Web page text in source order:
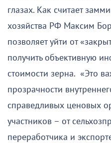
глазах. Как считает
хозяйства РФ Максим
позволяет уйти от
получить объективную
стоимости зерна. «Это
прозрачности
справедливых ценовых
участников – от
переработчика и